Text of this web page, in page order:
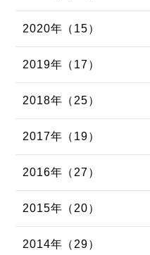
2020年（15）
2019年（17）
2018年（25）
2017年（19）
2016年（27）
2015年（20）
2014年（29）